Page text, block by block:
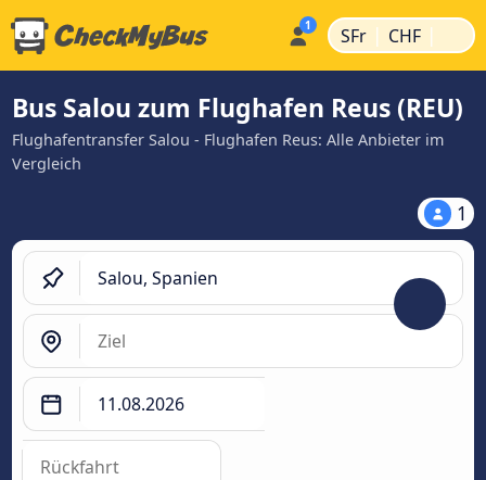
SFr | CHF |
Bus Salou zum Flughafen Reus (REU)
Flughafentransfer Salou - Flughafen Reus: Alle Anbieter im
Vergleich
1